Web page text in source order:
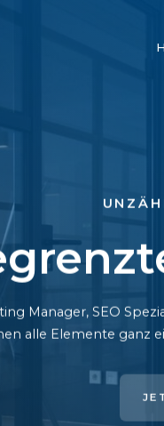
Manager, SEO
alle Elemente ganz